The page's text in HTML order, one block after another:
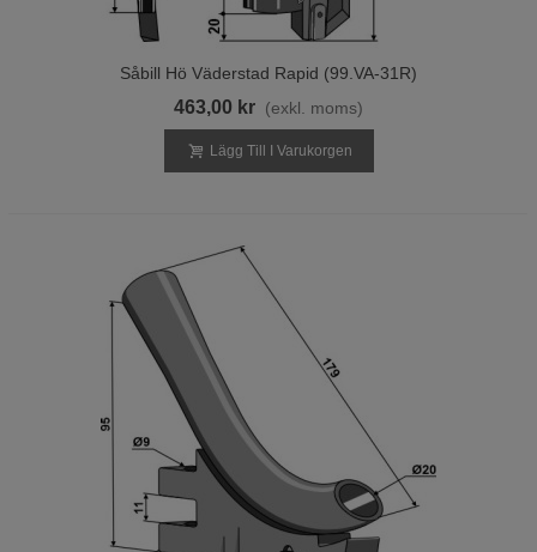
Såbill Hö Väderstad Rapid (99.VA-31R)
463,00 kr (exkl. moms)
Lägg Till I Varukorgen